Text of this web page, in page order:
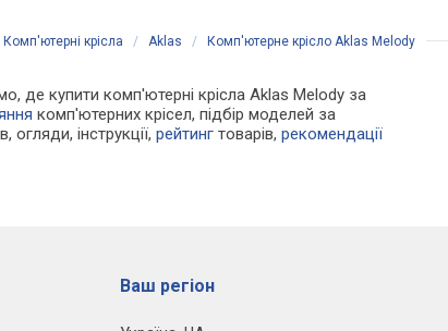
Комп'ютерні крісла / Aklas / Комп'ютерне крісло Aklas Melody
де купити комп'ютерні крісла Aklas Melody за
комп'ютерних крісел, підбір моделей за
огляди, інструкції,рейтинг товарів,рекомендації
Ваш регіон